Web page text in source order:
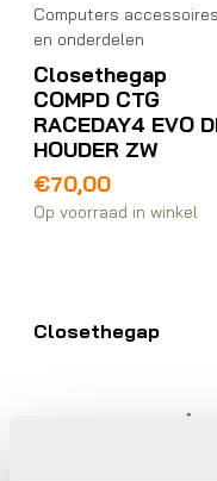
Computers accessoires
en onderdelen
Closethegap
COMPD CTG
RACEDAY4 EVO
HOUDER ZW
€70,00
Op voorraad in winkel
Closethegap